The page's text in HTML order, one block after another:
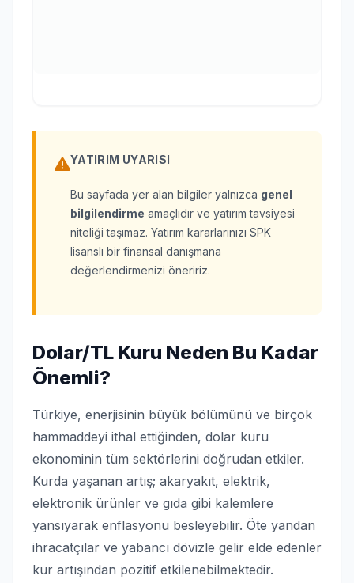
YATIRIM UYARISI
Bu sayfada yer alan bilgiler yalnızca genel
bilgilendirme amaçlıdır ve yatırım tavsiyesi
niteliği taşımaz. Yatırım kararlarınızı SPK
lisanslı bir finansal danışmana
değerlendirmenizi öneririz.
Dolar/TL Kuru Neden Bu Kadar
Önemli?
Türkiye, enerjisinin büyük bölümünü ve birçok
hammaddeyi ithal ettiğinden, dolar kuru
ekonominin tüm sektörlerini doğrudan etkiler.
Kurda yaşanan artış; akaryakıt, elektrik,
elektronik ürünler ve gıda gibi kalemlere
yansıyarak enflasyonu besleyebilir. Öte yandan
ihracatçılar ve yabancı dövizle gelir elde edenler
kur artışından pozitif etkilenebilmektedir.